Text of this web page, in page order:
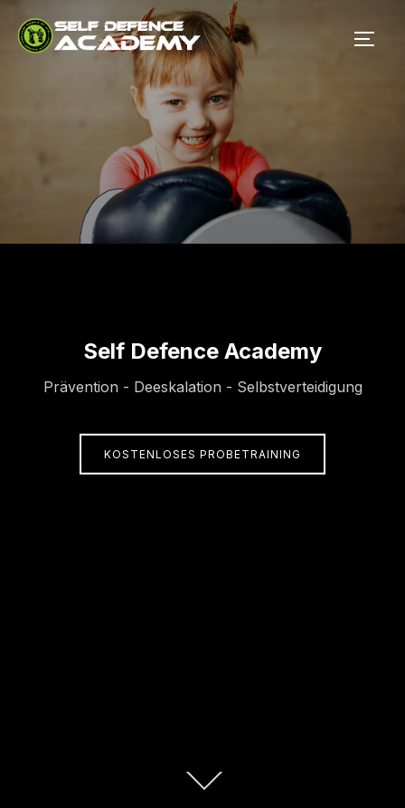
Self Defence Academy
Prävention - Deeskalation - Selbstverteidigung
KOSTENLOSES PROBETRAINING